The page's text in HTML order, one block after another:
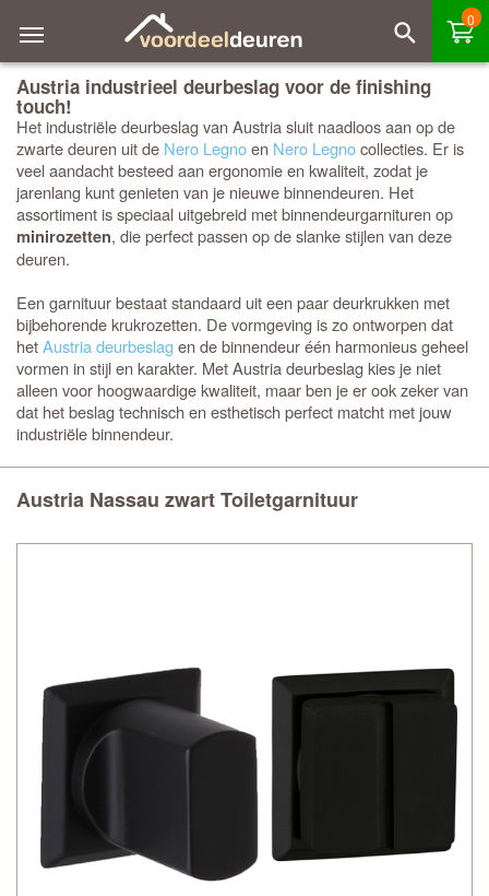
0
Austria industrieel deurbeslag voor de finishing
touch!
Het industriële deurbeslag van Austria sluit naadloos aan op de
zwarte deuren uit de Nero Legnoen Nero Legnocollecties. Er is
veel aandacht besteed aan ergonomie en kwaliteit, zodat je
jarenlang kunt genieten van je nieuwe binnendeuren. Het
assortiment is speciaal uitgebreid met binnendeurgarnituren op
minirozetten, die perfect passen op de slanke stijlen van deze
deuren.
Een garnituur bestaat standaard uit een paar deurkrukken met
bijbehorende krukrozetten. De vormgeving is zo ontworpen dat
hetAustria deurbeslagen de binnendeur één harmonieus geheel
vormen in stijl en karakter. Met Austria deurbeslag kies je niet
alleen voor hoogwaardige kwaliteit, maar ben je er ook zeker van
dat het beslag technisch en esthetisch perfect matcht met jouw
industriële binnendeur.
Austria Nassau zwart Toiletgarnituur